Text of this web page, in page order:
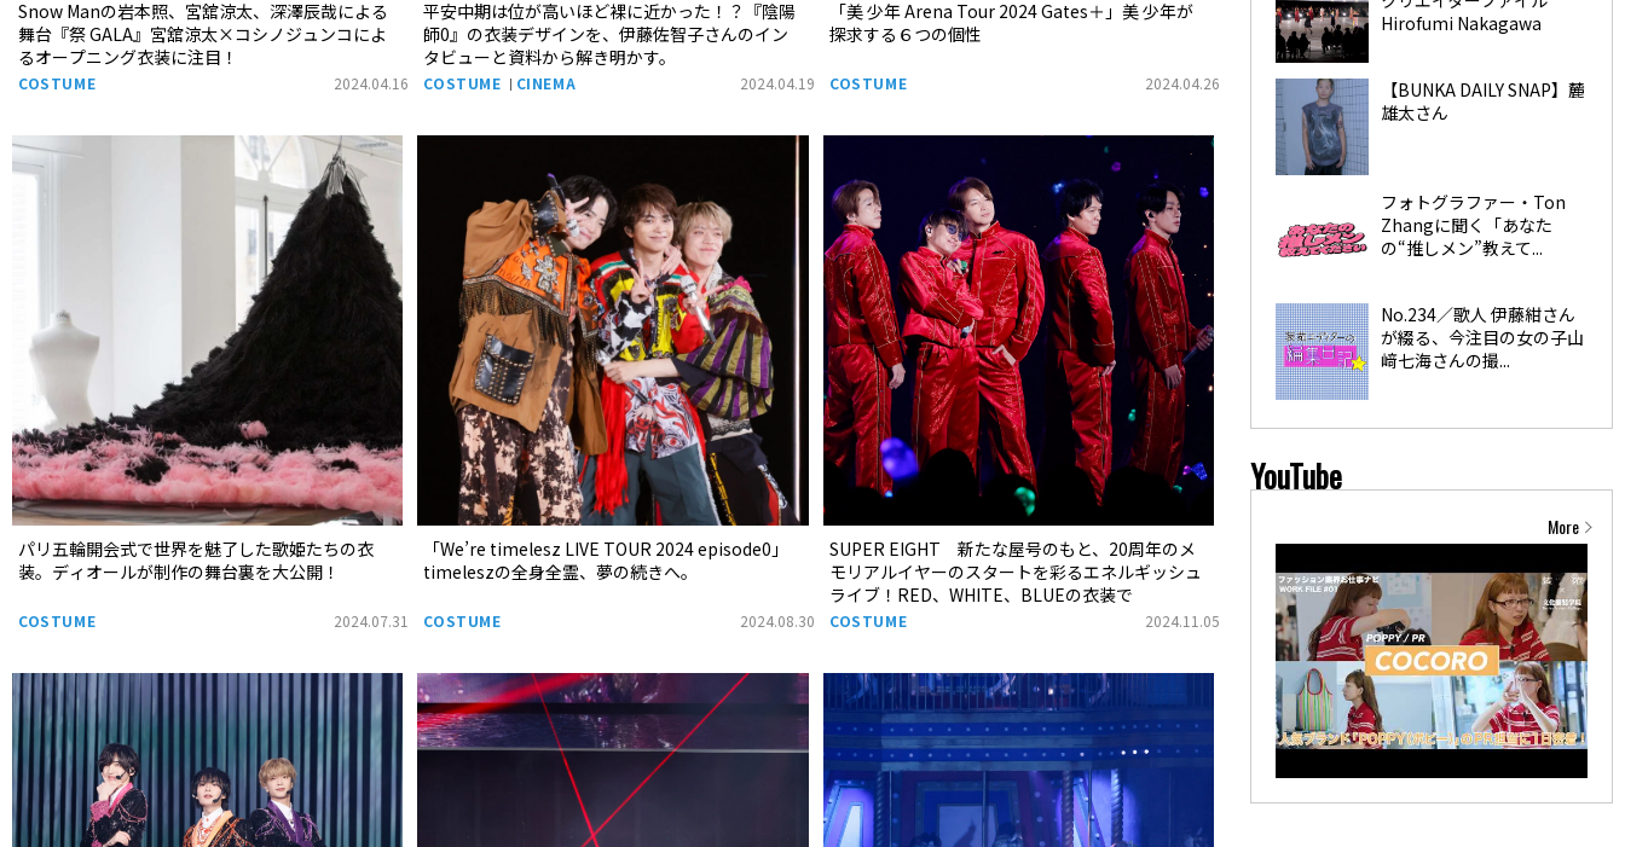
Snow Manの岩本照、宮舘涼太、深澤辰哉による
舞台『祭 GALA』宮舘涼太×コシノジュンコによ
るオープニング衣装に注目！
COSTUME 2024.04.16
平安中期は位が高いほど裸に近かった！？『陰陽
師0』の衣装デザインを、伊藤佐智子さんのイン
タビューと資料から解き明かす。
COSTUME CINEMA 2024.04.19
「美 少年 Arena Tour 2024 Gates＋」美 少年が
探求する６つの個性
COSTUME 2024.04.26
パリ五輪開会式で世界を魅了した歌姫たちの衣
装。ディオールが制作の舞台裏を大公開！
COSTUME 2024.07.31
「We’re timelesz LIVE TOUR 2024 episode0」
timeleszの全身全霊、夢の続きへ。
COSTUME 2024.08.30
SUPER EIGHT 新たな屋号のもと、20周年のメ
モリアルイヤーのスタートを彩るエネルギッシュ
ライブ！RED、WHITE、BLUEの衣装で
COSTUME 2024.11.05
Hirofumi Nakagawa
【BUNKA DAILY SNAP】麓
雄太さん
フォトグラファー・Ton
Zhangに聞く「あなた
の“推しメン”教えて...
No.234／歌人 伊藤紺さん
が綴る、今注目の女の子山
﨑七海さんの撮...
YouTube
More